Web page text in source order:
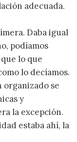
adecuada.
Daba igual
podíamos
lo que
lo decíamos.
organizado se
y
la excepción.
estaba ahí, la